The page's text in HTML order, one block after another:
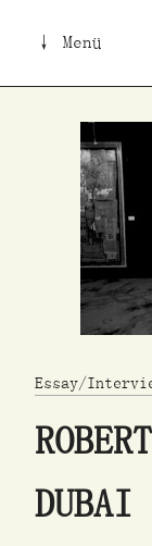
↓ Menü
Essay/
DUBAI